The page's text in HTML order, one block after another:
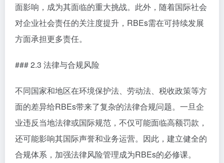
面影响，成为其面临的重大挑战。此外，随着国际社会
对企业社会责任的关注度提升，RBEs需在可持续发展
方面承担更多责任。
### 2.3 法律与合规风险
不同国家和地区在环境保护法、劳动法、税收政策等方
面的差异给RBEs带来了复杂的法律合规问题。一旦企
业违反当地法律或国际规范，不仅可能面临高额罚款，
还可能影响其国际声誉和业务运营。因此，建立健全的
合规体系，加强法律风险管理成为RBEs的必修课。